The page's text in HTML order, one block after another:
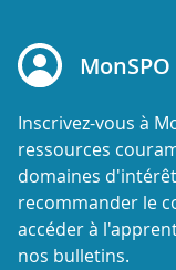
MonSPO
Inscrivez-vous à
ressources
domaines
recommander le
accéder à
nos bulletins.